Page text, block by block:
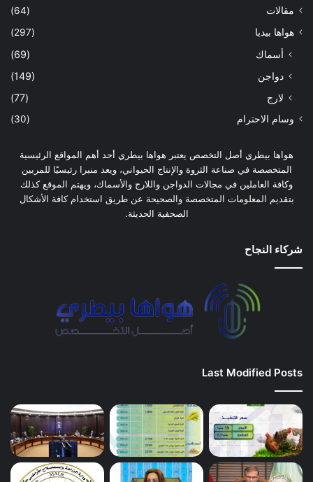
مقالات
(64)
هواها بيديا
(297)
أسماك
(69)
دواجن
(149)
لارج
(77)
وسام الاحترام (30)
هواها بيطري أصل التخصص يعتبر هواها بيطري أحد أهم المواقع الرئيسية
المتخصصة في صناعة الثروة والإنتاج الحيواني، ويعد منبرا رئيسيًا للمربين
وكافة العاملين في مجالات الدواجن واللارج والأسماك، ويهتم الموقع كذلك
بتقديم المعلومات المتخصصة والصحيحة عن طريق استخدام كافة الأشكال
الصحفية الحديثة.
شركاء النجاح
Last Modified Posts